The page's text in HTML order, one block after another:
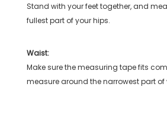
Stand with your feet together, and
fullest part of your hips.
Waist:
Make sure the measuring tape fits
measure around the narrowest part